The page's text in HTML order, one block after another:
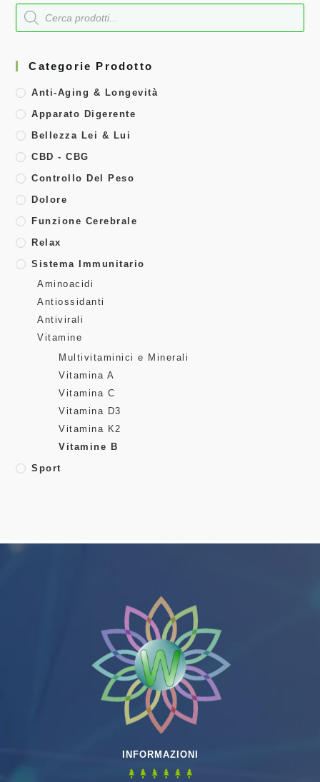
Categorie Prodotto
Anti-Aging & Longevità
Apparato Digerente
Bellezza Lei & Lui
CBD - CBG
Controllo Del Peso
Dolore
Funzione Cerebrale
Relax
Sistema Immunitario
Aminoacidi
Antiossidanti
Antivirali
Vitamine
Multivitaminici e Minerali
Vitamina A
Vitamina C
Vitamina D3
Vitamina K2
Vitamine B
Sport
INFORMAZIONI